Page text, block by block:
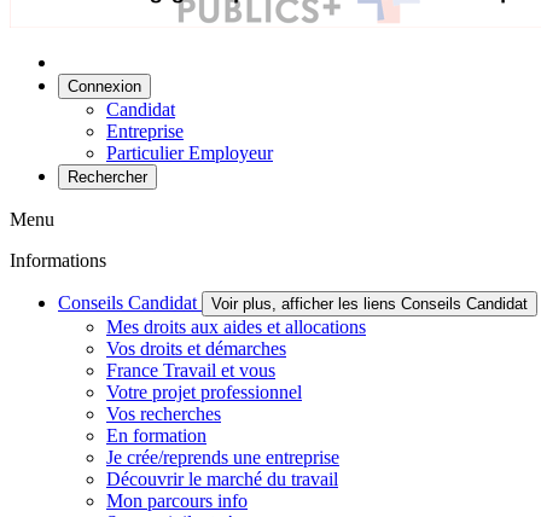
Connexion
Candidat
Entreprise
Particulier Employeur
Rechercher
Menu
Informations
Conseils Candidat Voir plus, afficher les liens Conseils Candidat
Mes droits aux aides et allocations
Vos droits et démarches
France Travail et vous
Votre projet professionnel
Vos recherches
En formation
Je crée/reprends une entreprise
Découvrir le marché du travail
Mon parcours info